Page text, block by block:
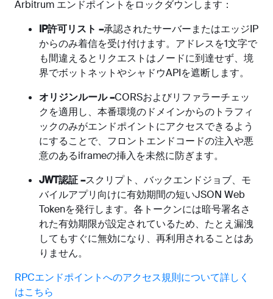
Arbitrum エンドポイントをロックダウンします：
IP許可リスト –承認されたサーバーまたはエッジIP
からのみ着信を受け付けます。アドレスを1文字で
も間違えるとリクエストはノードに到達せず、境
界でボットネットやシャドウAPIを遮断します。
オリジンルール –CORSおよびリファラーチェッ
クを適用し、本番環境のドメインからのトラフィ
ックのみがエンドポイントにアクセスできるよう
にすることで、フロントエンドコードの注入や悪
意のあるiframeの挿入を未然に防ぎます。
JWT認証 –スクリプト、バックエンドジョブ、モ
バイルアプリ向けに有効期間の短いJSON Web
Tokenを発行します。各トークンには暗号署名さ
れた有効期限が設定されているため、たとえ漏洩
してもすぐに無効になり、再利用されることはあ
りません。
RPCエンドポイントへのアクセス規則について詳しく
はこちら